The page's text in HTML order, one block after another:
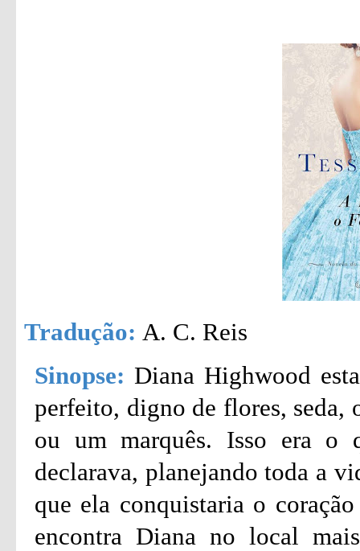
Tradução: A. C. Reis
Sinopse: Diana Highwood
perfeito, digno de flores, seda,
ou um marquês. Isso era o
declarava, planejando toda a
que ela conquistaria o
encontra Diana no local